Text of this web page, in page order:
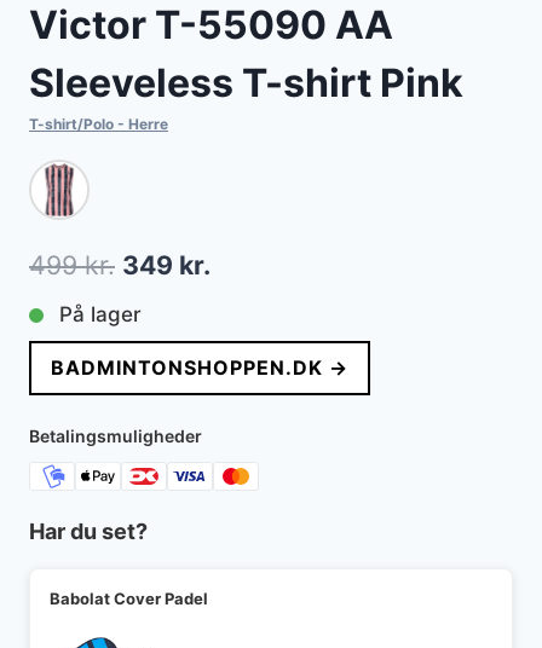
Victor T-55090 AA
Sleeveless T-shirt Pink
T-shirt/Polo - Herre
499kr. Den
oprindelige
pris
var:
499 kr..
349 kr.
pris
er:
På lager
BADMINTONSHOPPEN.DK →
Betalingsmuligheder
Har du set?
Babolat Cover Padel